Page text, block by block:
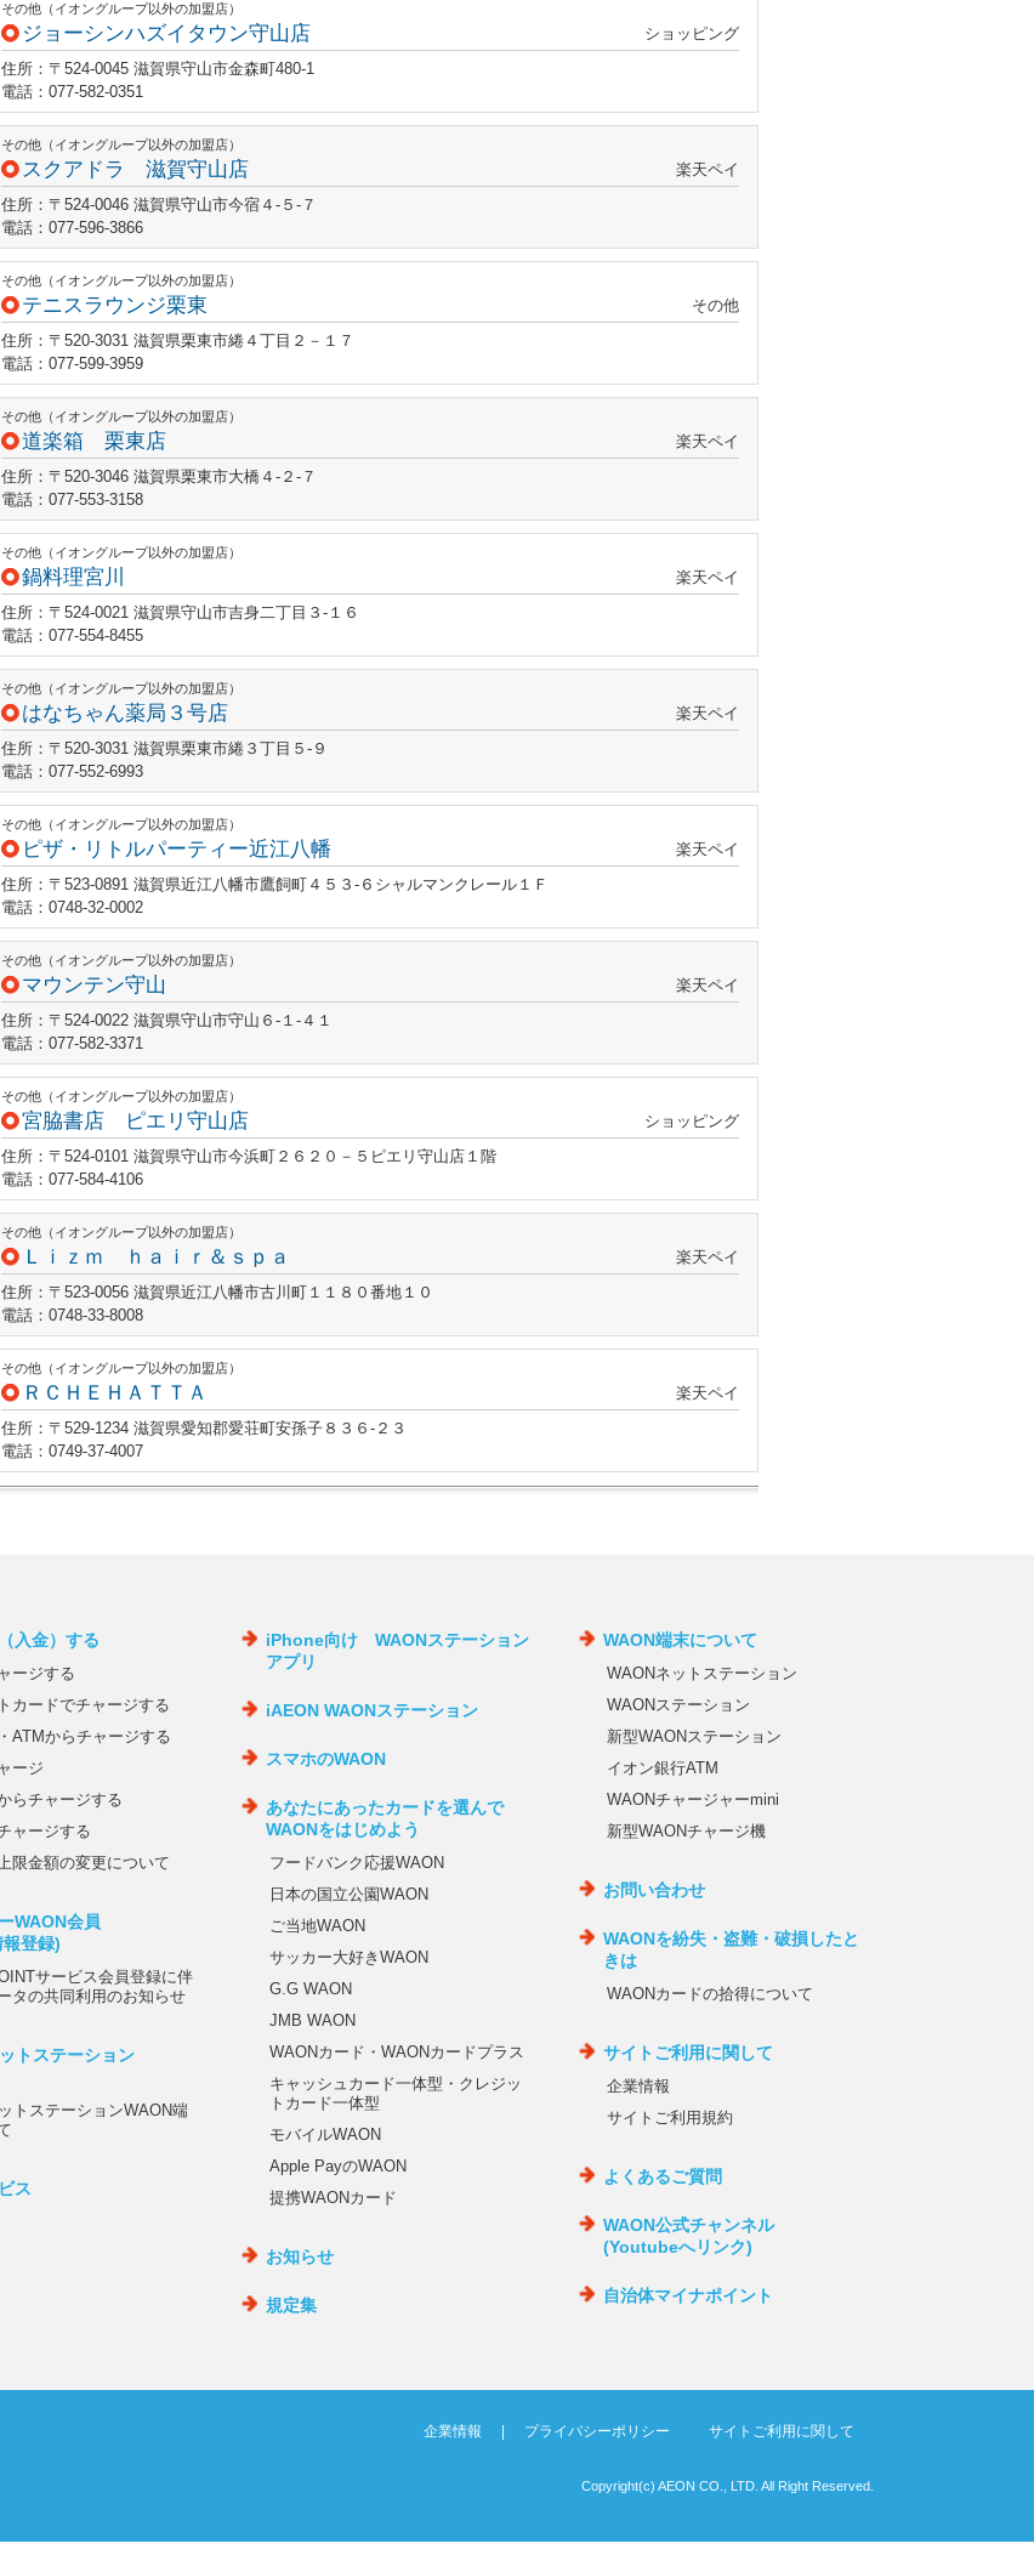
その他（イオングループ以外の加盟店）
ジョーシンハズイタウン守山店
ショッピング
住所：〒524-0045 滋賀県守山市金森町480-1
電話：077-582-0351
その他（イオングループ以外の加盟店）
スクアドラ 滋賀守山店
楽天ペイ
住所：〒524-0046 滋賀県守山市今宿４‐５‐７
電話：077-596-3866
その他（イオングループ以外の加盟店）
テニスラウンジ栗東
その他
住所：〒520-3031 滋賀県栗東市綣４丁目２－１７
電話：077-599-3959
その他（イオングループ以外の加盟店）
道楽箱 栗東店
楽天ペイ
住所：〒520-3046 滋賀県栗東市大橋４‐２‐７
電話：077-553-3158
その他（イオングループ以外の加盟店）
鍋料理宮川
楽天ペイ
住所：〒524-0021 滋賀県守山市吉身二丁目３‐１６
電話：077-554-8455
その他（イオングループ以外の加盟店）
はなちゃん薬局３号店
楽天ペイ
住所：〒520-3031 滋賀県栗東市綣３丁目５‐９
電話：077-552-6993
その他（イオングループ以外の加盟店）
ピザ・リトルパーティー近江八幡
楽天ペイ
住所：〒523-0891 滋賀県近江八幡市鷹飼町４５３‐６シャルマンクレール１Ｆ
電話：0748-32-0002
その他（イオングループ以外の加盟店）
マウンテン守山
楽天ペイ
住所：〒524-0022 滋賀県守山市守山６‐１‐４１
電話：077-582-3371
その他（イオングループ以外の加盟店）
宮脇書店 ピエリ守山店
ショッピング
住所：〒524-0101 滋賀県守山市今浜町２６２０－５ピエリ守山店１階
電話：077-584-4106
その他（イオングループ以外の加盟店）
Ｌｉｚｍ ｈａｉｒ＆ｓｐａ
楽天ペイ
住所：〒523-0056 滋賀県近江八幡市古川町１１８０番地１０
電話：0748-33-8008
その他（イオングループ以外の加盟店）
ＲＣＨＥＨＡＴＴＡ
楽天ペイ
住所：〒529-1234 滋賀県愛知郡愛荘町安孫子８３６‐２３
電話：0749-37-4007